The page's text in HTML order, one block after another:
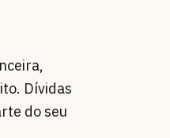
Dívidas
do seu